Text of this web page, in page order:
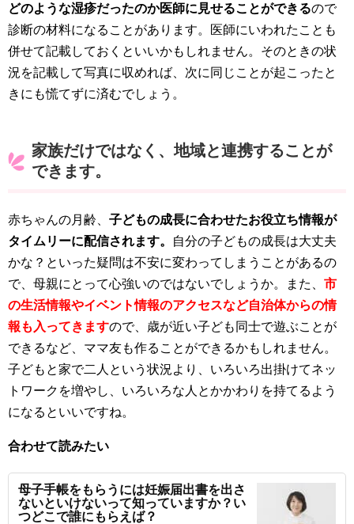
どのような湿疹だったのか医師に見せることができるので
診断の材料になることがあります。医師にいわれたことも
併せて記載しておくといいかもしれません。そのときの状
況を記載して写真に収めれば、次に同じことが起こったと
きにも慌てずに済むでしょう。
家族だけではなく、地域と連携することが
できます。
赤ちゃんの月齢、 子どもの成長に合わせたお役立ち情報が
タイムリーに配信されます。
自分の子どもの成長は大丈夫
かな？といった疑問は不安に変わってしまうことがあるの
で、母親にとって心強いのではないでしょうか。また、 市
の生活情報やイベント情報のアクセスなど自治体からの情
報も入ってきますので、歳が近い子ども同士で遊ぶことが
できるなど、ママ友も作ることができるかもしれません。
子どもと家で二人という状況より、いろいろ出掛けてネッ
トワークを増やし、いろいろな人とかかわりを持てるよう
になるといいですね。
合わせて読みたい
母子手帳をもらうには妊娠届出書を出さ
ないといけないって知っていますか？い
つどこで誰にもらえば？